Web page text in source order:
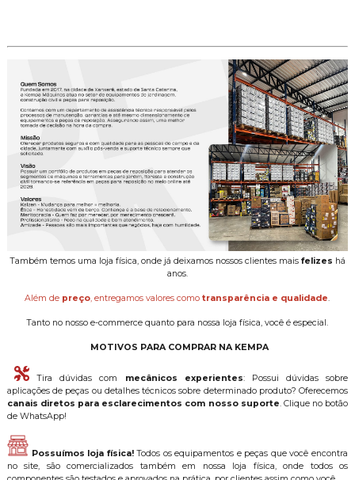
Também temos uma loja física, onde já deixamos nossos clientes mais felizes há
anos.
Além de preço, entregamos valores comotransparência e qualidade.
Tanto no nosso e-commerce quanto para nossa loja física, você é especial.
MOTIVOS PARA COMPRAR NA KEMPA
Tira dúvidas com mecânicos experientes: Possui dúvidas sobre
aplicações de peças ou detalhes técnicos sobre determinado produto? Oferecemos
canais diretos para esclarecimentos com nosso suporte. Clique no botão
de WhatsApp!
Possuímos loja física!Todos os equipamentos e peças que você encontra
no site, são comercializados também em nossa loja física, onde todos os